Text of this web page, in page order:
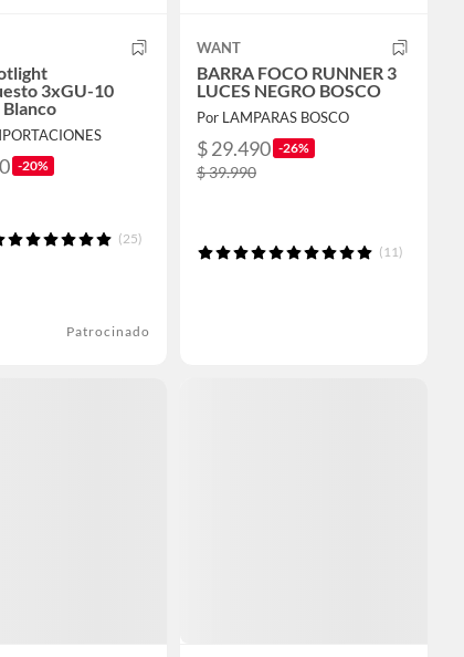
3xGU-10
-20%
(25)
Patrocinado
WANT
BARRA FOCO RUNNER 3
LUCES NEGRO BOSCO
Por LAMPARAS BOSCO
$ 29.490 -26%
$ 39.990
(11)